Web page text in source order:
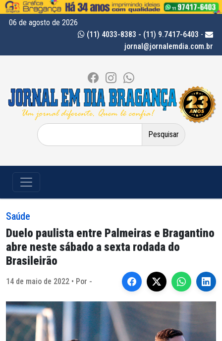
06 de agosto de 2026
(11) 4033-8383 - (11) 9.7417-6403 -
jornal@jornalemdia.com.br
Pesquisar
por:
Saúde
Duelo paulista entre Palmeiras e Bragantino
abre neste sábado a sexta rodada do
Brasileirão
14 de maio de 2022 • Por -